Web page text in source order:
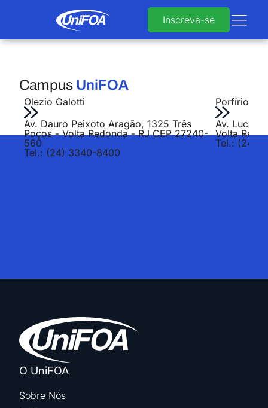
Inscreva-se
Campus UniFOA
Olezio Galotti
Av. Dauro Peixoto Aragão, 1325 Três
Poços - Volta Redonda - RJ CEP 27240-
560
Tel.: (24) 3340-8400
Porfírio
Av. Lucas
Volta
Tel.: (24)
O UniFOA
Sobre Nós